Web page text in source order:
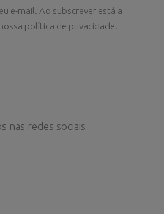
e-mail. Ao subscrever está a
política de privacidade.
nas redes sociais